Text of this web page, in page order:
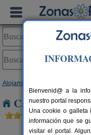
Alojamientos
Casas Rurales
Bienvenid@ a la
nuestro portal
Una cookie o galleta
información que se
visitar el portal.